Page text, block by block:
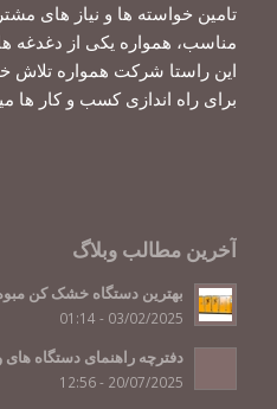
تامین خواسته ها و نیاز های
مناسب، همواره یکی از دغدغه
این راستا شرکت همواره تلاش
برای راه اندازی کسب و کار ها
آخرین مطالب وبلاگ
بهترین دستگاه خشک کن
03/02/2025 - 01:14
دفترچه راهنمای دستگاه های
20/07/2025 - 12:56